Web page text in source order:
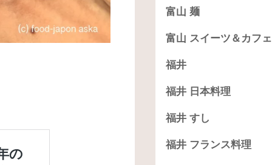
富山 麺
富山 スイーツ＆カフェ
福井
福井 日本料理
福井 すし
福井 フランス料理